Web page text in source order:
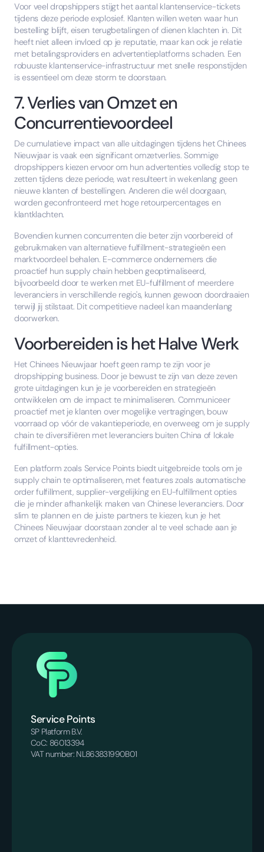
Voor veel dropshippers stijgt het aantal klantenservice-tickets
tijdens deze periode explosief. Klanten willen weten waar hun
bestelling blijft, eisen terugbetalingen of dienen klachten in. Dit
heeft niet alleen invloed op je reputatie, maar kan ook je relatie
met betalingsproviders en advertentieplatforms schaden. Een
robuuste klantenservice-infrastructuur met snelle responstijden
is essentieel om deze storm te doorstaan.
7. Verlies van Omzet en
Concurrentievoordeel
De cumulatieve impact van alle uitdagingen tijdens het Chinees
Nieuwjaar is vaak een significant omzetverlies. Sommige
dropshippers kiezen ervoor om hun advertenties volledig stop te
zetten tijdens deze periode, wat resulteert in wekenlang geen
nieuwe klanten of bestellingen. Anderen die wél doorgaan,
worden geconfronteerd met hoge retourpercentages en
klantklachten.
Bovendien kunnen concurrenten die beter zijn voorbereid of
gebruikmaken van alternatieve fulfillment-strategieën een
marktvoordeel behalen. E-commerce ondernemers die
proactief hun supply chain hebben geoptimaliseerd,
bijvoorbeeld door te werken met EU-fulfillment of meerdere
leveranciers in verschillende regio's, kunnen gewoon doordraaien
terwijl jij stilstaat. Dit competitieve nadeel kan maandenlang
doorwerken.
Voorbereiden is het Halve Werk
Het Chinees Nieuwjaar hoeft geen ramp te zijn voor je
dropshipping business. Door je bewust te zijn van deze zeven
grote uitdagingen kun je je voorbereiden en strategieën
ontwikkelen om de impact te minimaliseren. Communiceer
proactief met je klanten over mogelijke vertragingen, bouw
voorraad op vóór de vakantieperiode, en overweeg om je supply
chain te diversifiëren met leveranciers buiten China of lokale
fulfillment-opties.
Een platform zoals Service Points biedt uitgebreide tools om je
supply chain te optimaliseren, met features zoals automatische
order fulfillment, supplier-vergelijking en EU-fulfillment opties
die je minder afhankelijk maken van Chinese leveranciers. Door
slim te plannen en de juiste partners te kiezen, kun je het
Chinees Nieuwjaar doorstaan zonder al te veel schade aan je
omzet of klanttevredenheid.
Service Points
SP Platform B.V.
CoC: 86013394
VAT number: NL863831990B01